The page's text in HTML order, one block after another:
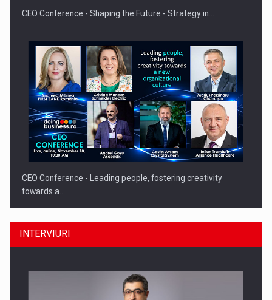
CEO Conference - Shaping the Future - Strategy in…
CEO Conference - Leading people, fostering creativity
towards a…
INTERVIURI